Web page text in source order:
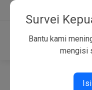
404
Survei
Bantu kami
mengisi